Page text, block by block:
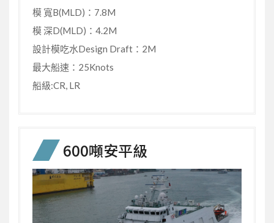
模 寬B(MLD)：7.8M
模 深D(MLD)：4.2M
設計模吃水Design Draft：2M
最大船速：25Knots
船級:CR, LR
600噸安平級